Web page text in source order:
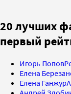
20 лучших
первый
Игорь Попов
Елена
Елена Ганжур